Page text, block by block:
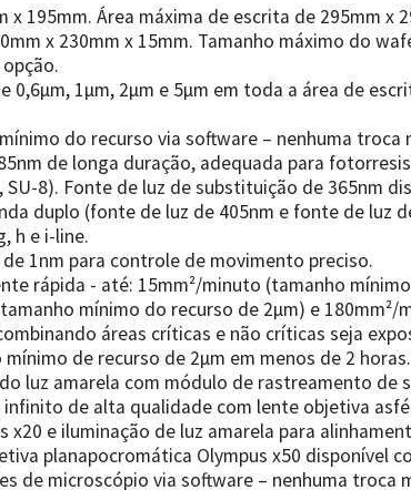
x 195mm. Área máxima de escrita de 295mm x
x 230mm x 15mm. Tamanho máximo do
0,6µm, 1µm, 2µm e 5µm em toda a área de
do recurso via software – nenhuma troca
de longa duração, adequada para
SU-8). Fonte de luz de substituição de
duplo (fonte de luz de 405nm e fonte de luz
h e i-line.
1nm para controle de movimento preciso.
rápida - até: 15mm²/minuto (tamanho
mínimo do recurso de 2µm) e
áreas críticas e não críticas seja
de recurso de 2µm em menos de 2 horas.
luz amarela com módulo de rastreamento
de alta qualidade com lente objetiva
x20 e iluminação de luz amarela para
planapocromática Olympus x50 disponível
de microscópio via software – nenhuma